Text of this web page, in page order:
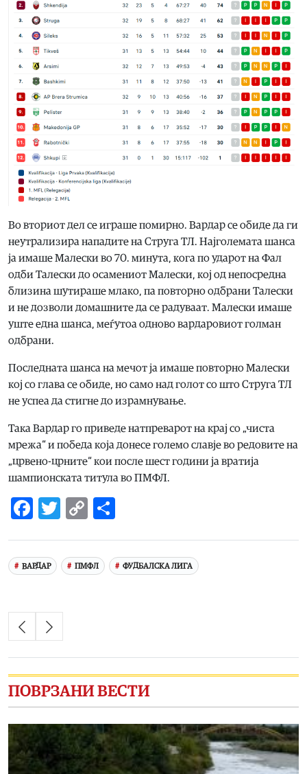
Во вториот дел се играше помирно. Вардар се обиде да ги
неутрализира нападите на Струга ТЛ. Најголемата шанса
ја имаше Малески во 70. минута, кога по ударот на Фал
одби Талески до осамениот Малески, кој од непосредна
близина шутираше млако, па повторно одбрани Талески
и не дозволи домашните да се радуваат. Малески имаше
уште една шанса, меѓутоа одново вардаровиот голман
одбрани.
Последната шанса на мечот ја имаше повторно Малески
кој со глава се обиде, но само над голот со што Струга ТЛ
не успеа да стигне до израмнување.
Така Вардар го приведе натпреварот на крај со „чиста
мрежа“ и победа која донесе големо славје во редовите на
„црвено-црните“ кои после шест години ја вратија
шампионската титула во ПМФЛ.
Facebook
Twitter
Copy
ВАРДАР ПМФЛ ФУДБАЛСКА ЛИГА
ПОВРЗАНИ ВЕСТИ